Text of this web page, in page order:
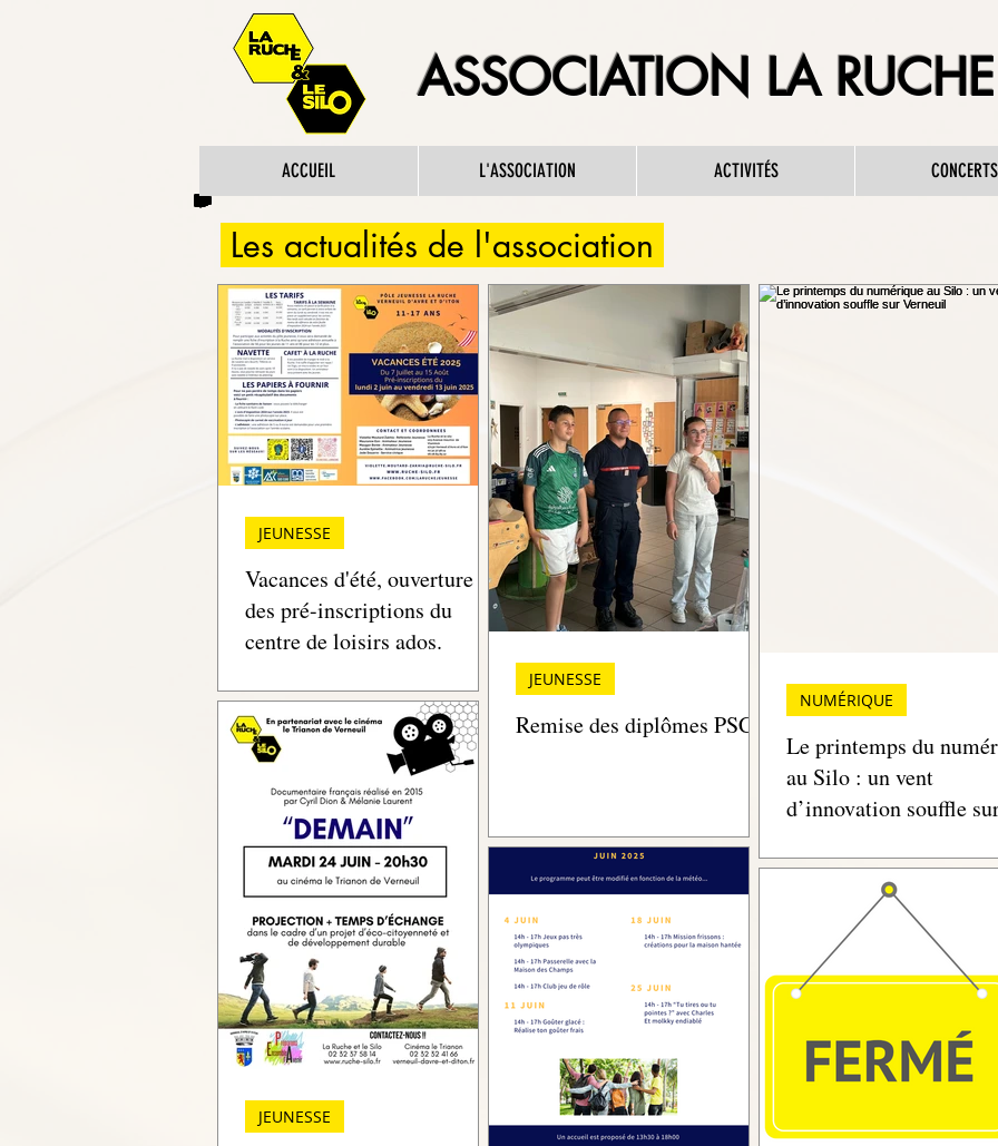
ASSOCIATION LA
Les actualités de l'association
Vacances d'été, ouverture
des pré-inscriptions du
centre de loisirs ados.
JEUNESSE
Remise des diplômes PSC1
JEUNESSE
Le printemps du
au Silo : un vent
d’innovation souffle
NUMÉRIQUE
JEUNESSE
ACCUEIL L'ASSOCIATION ACTIVITÉS CONCERTS